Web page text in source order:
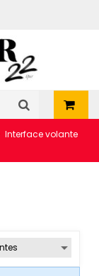
Interface volante